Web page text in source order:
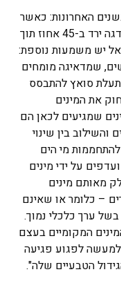
האחרונות: כאשר
על פי נתוני החברה להגנת הטבע שלל הדגה ירד ב-45 אחוז תוך
יש משמעות נוספת:
שמדאיגה מומחים
סואץ להתבסס
את המינים
שמגיעים לכאן הם
והשילוב בין שינוי
להתחממות מי הים
המועדפים על ידי מינים
מאותם מינים
– כלומר או שאינם
ערך כלכלי נמוך.
המקומיים בעצם
לפגוע פגיעה
הטבעיים שלה".